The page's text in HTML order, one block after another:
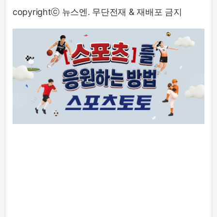
copyrightⓒ 뉴스엔. 무단전재 & 재배포 금지